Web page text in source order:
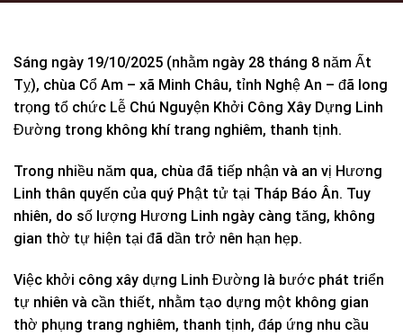
Sáng ngày 19/10/2025 (nhằm ngày 28 tháng 8 năm Ất
Tỵ), chùa Cổ Am – xã Minh Châu, tỉnh Nghệ An – đã long
trọng tổ chức Lễ Chú Nguyện Khởi Công Xây Dựng Linh
Đường trong không khí trang nghiêm, thanh tịnh.
Trong nhiều năm qua, chùa đã tiếp nhận và an vị Hương
Linh thân quyến của quý Phật tử tại Tháp Báo Ân. Tuy
nhiên, do số lượng Hương Linh ngày càng tăng, không
gian thờ tự hiện tại đã dần trở nên hạn hẹp.
Việc khởi công xây dựng Linh Đường là bước phát triển
tự nhiên và cần thiết, nhằm tạo dựng một không gian
thờ phụng trang nghiêm, thanh tịnh, đáp ứng nhu cầu